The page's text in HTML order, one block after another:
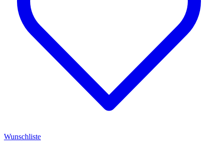
Wunschliste